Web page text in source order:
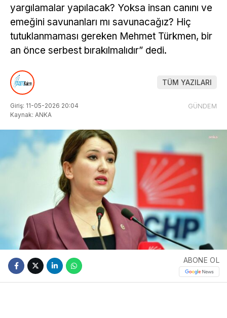
yargılamalar yapılacak? Yoksa insan canını ve
emeğini savunanları mı savunacağız? Hiç
tutuklanmaması gereken Mehmet Türkmen, bir
an önce serbest bırakılmalıdır” dedi.
TÜM YAZILARI
Giriş: 11-05-2026 20:04
Kaynak: ANKA
GÜNDEM
ABONE OL